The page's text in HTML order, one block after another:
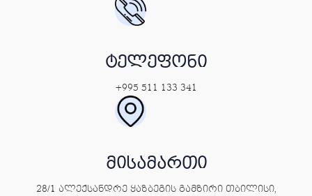
ტელეფონი
+995 511 133 341
მისამართი
28/1 ალექსანდრე ყაზბეგის გამზირი თბილისი,